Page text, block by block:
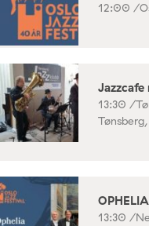
12:00 /
13:30 /
13:30 /